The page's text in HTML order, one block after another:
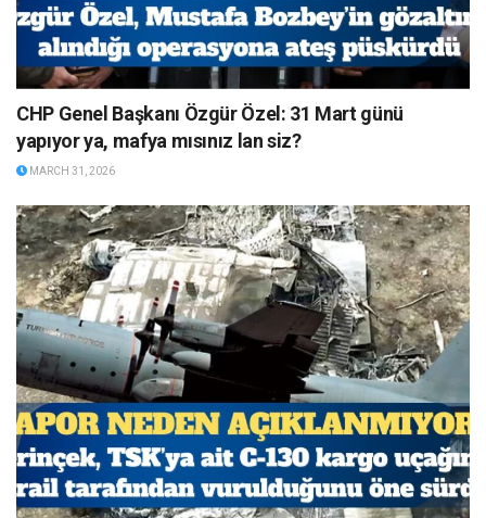
CHP Genel Başkanı Özgür Özel: 31 Mart günü
yapıyor ya, mafya mısınız lan siz?
MARCH 31, 2026